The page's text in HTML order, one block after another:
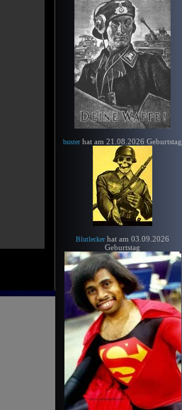
busterhat am 21.08.2026 Geburtstag
Blutleckerhat am 03.09.2026
Geburtstag